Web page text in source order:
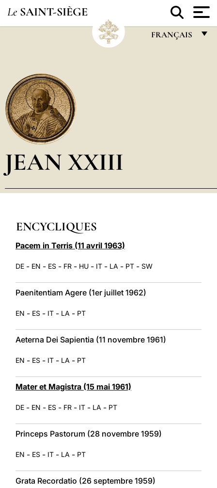
Le SAINT-SIÈGE
FRANÇAIS
العربيّة
JEAN XXIII
ENCYCLIQUES
Pacem in Terris (11 avril 1963)
DE - EN - ES - FR - HU - IT - LA - PT - SW
Paenitentiam Agere (1er juillet 1962)
EN - ES - IT - LA - PT
Aeterna Dei Sapientia (11 novembre 1961)
EN - ES - IT - LA - PT
Mater et Magistra (15 mai 1961)
DE - EN - ES - FR - IT - LA - PT
Princeps Pastorum (28 novembre 1959)
EN - ES - IT - LA - PT
Grata Recordatio (26 septembre 1959)